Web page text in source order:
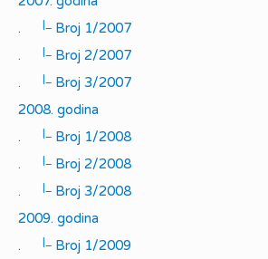
.
|_
Broj 1/2007
.
|_
Broj 2/2007
.
|_
Broj 3/2007
2008. godina
.
|_
Broj 1/2008
.
|_
Broj 2/2008
.
|_
Broj 3/2008
2009. godina
.
|_
Broj 1/2009